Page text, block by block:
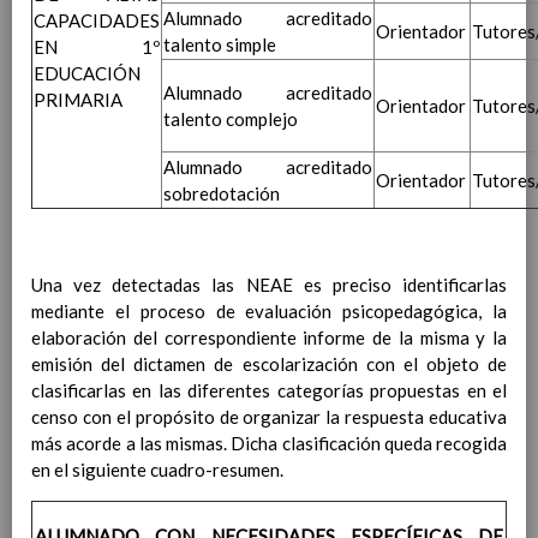
promociÃ³n
AnÃ¡lisis de resultados escolares
Criterios pedagÃ³gicos para la determinaciÃ³n del
horario individual del profesorado, y la dedicaciÃ³n
de las personas responsables de los Ã³rganos de
coordinaciÃ³n docente, asÃ­ como la asignaciÃ³n de
tutorÃ­as y agrupamientos de alumnado.
Normativa relacionada
Plan de atenciÃ³n a la diversidad.
DetecciÃ³n durante el proceso de nueva
escolarizaciÃ³n
DetecciÃ³n durante el proceso
de enseÃ±anza-aprendizaje
Procedimiento general a seguir tras la
detecciÃ³n de indicios de NEAE
CAPACIDADES
EN 1º
EDUCACIÓN
PRIMARIA
Alumnado acreditado
talento simple
Orientador
Alumnado acreditado
talento complejo
Orientador
Alumnado acreditado
sobredotación
Orientador
Una vez detectadas las NEAE es preciso identificarlas
mediante el proceso de evaluación psicopedagógica, la
elaboración del correspondiente informe de la misma y la
emisión del dictamen de escolarización con el objeto de
clasificarlas en las diferentes categorías propuestas en el
censo con el propósito de organizar la respuesta educativa
más acorde a las mismas. Dicha clasificación queda recogida
en el siguiente cuadro-resumen.